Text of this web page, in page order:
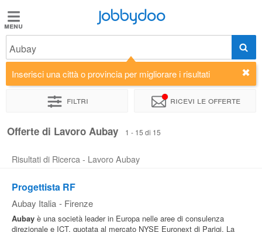
Jobbydoo
Offerte
di
lavoro
Elenco
Blog
Jobbydoo
Aubay
Inserisci una città o provincia per migliorare i risultati
Filtri Ricevi le offerte
Offerte di Lavoro Aubay 1 - 15 di 15
Risultati di Ricerca - Lavoro Aubay
Progettista RF
Aubay Italia - Firenze
Aubay è una società leader in Europa nelle aree di consulenza
direzionale e ICT, quotata al mercato NYSE Euronext di Parigi. La